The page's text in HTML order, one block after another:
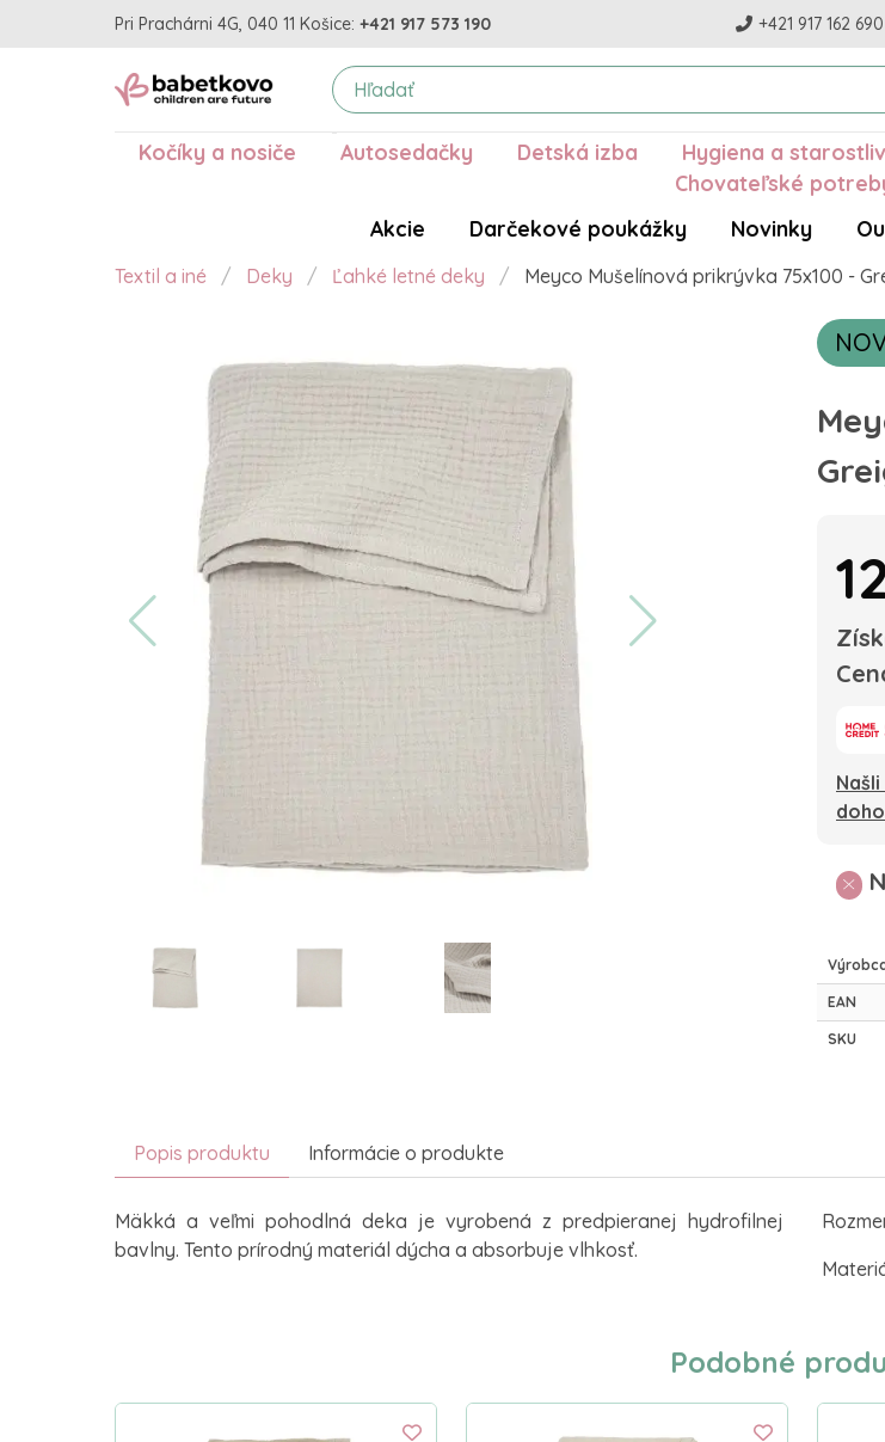
Pri Prachárni 4G, 040 11 Košice: +421 917 573 190 +421 917 162 690
Kočíky a nosiče Autosedačky Detská izba Hygiena a
Chovateľské
Akcie
Darčekové poukážky Novinky
Textil a iné Deky Ľahké letné deky Meyco Mušelínová prikrývka 75x100 -
EAN
SKU
Popis produktu Informácie o produkte
Mäkká a veľmi pohodlná deka je vyrobená z predpieranej hydrofilnej
bavlny. Tento prírodný materiál dýcha a absorbuje vlhkosť.
Podobné